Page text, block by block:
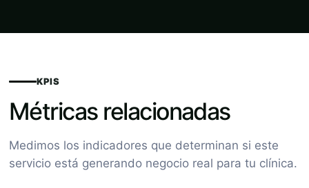
KPIS
Métricas relacionadas
Medimos los indicadores que determinan si este
servicio está generando negocio real para tu clínica.